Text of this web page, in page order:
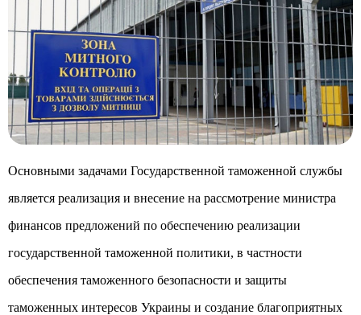
Основными задачами Государственной таможенной службы
является реализация и внесение на рассмотрение министра
финансов предложений по обеспечению реализации
государственной таможенной политики, в частности
обеспечения таможенного безопасности и защиты
таможенных интересов Украины и создание благоприятных